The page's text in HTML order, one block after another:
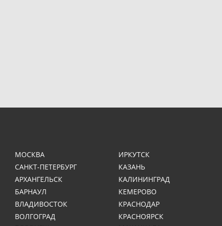
МОСКВА
САНКТ-ПЕТЕРБУРГ
АРХАНГЕЛЬСК
БАРНАУЛ
ВЛАДИВОСТОК
ВОЛГОГРАД
ИРКУТСК
КАЗАНЬ
КАЛИНИНГРАД
КЕМЕРОВО
КРАСНОДАР
КРАСНОЯРСК